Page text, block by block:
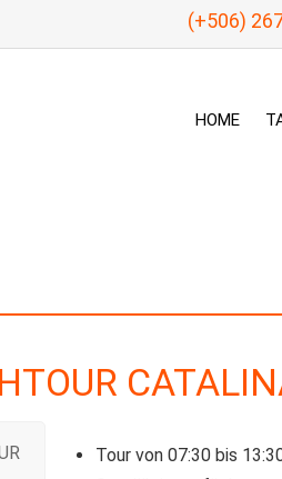
(+506)
HOME
Tour von 07:30 bis